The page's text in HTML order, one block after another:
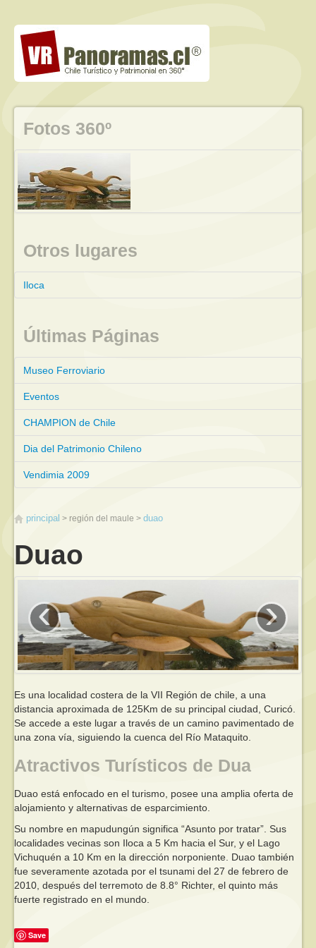
Fotos 360º
Otros lugares
Iloca
Últimas Páginas
Museo Ferroviario
Eventos
CHAMPION de Chile
Dia del Patrimonio Chileno
Vendimia 2009
principal región del maule duao
Duao
‹ ›
Es una localidad costera de la VII Región de chile, a una
distancia aproximada de 125Km de su principal ciudad, Curicó.
Se accede a este lugar a través de un camino pavimentado de
una zona vía, siguiendo la cuenca del Río Mataquito.
Atractivos Turísticos de Dua
Duao está enfocado en el turismo, posee una amplia oferta de
alojamiento y alternativas de esparcimiento.
Su nombre en mapudungún significa “Asunto por tratar”. Sus
localidades vecinas son Iloca a 5 Km hacia el Sur, y el Lago
Vichuquén a 10 Km en la dirección norponiente. Duao también
fue severamente azotada por el tsunami del 27 de febrero de
2010, después del terremoto de 8.8° Richter, el quinto más
fuerte registrado en el mundo.
Save